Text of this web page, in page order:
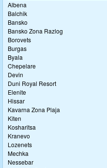
Albena
Balchik
Bansko
Bansko Zona Razlog
Borovets
Burgas
Byala
Chepelare
Devin
Duni Royal Resort
Elenite
Hissar
Kavarna Zona Plaja
Kiten
Kosharitsa
Kranevo
Lozenets
Mechka
Nessebar